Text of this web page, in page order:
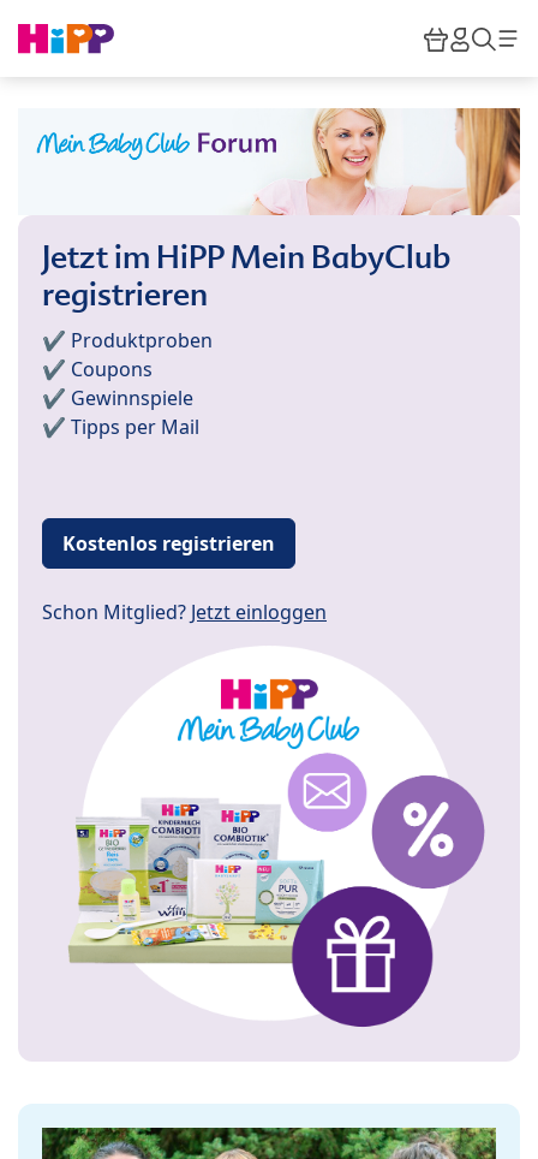
HiPP
Jetzt im HiPP Mein BabyClub
registrieren
✔️ Produktproben
✔️ Coupons
✔️ Gewinnspiele
✔️ Tipps per Mail
Kostenlos registrieren
Schon Mitglied? Jetzt einloggen